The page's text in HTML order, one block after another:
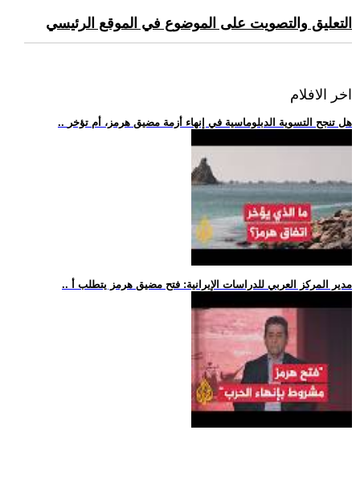
التعليق والتصويت على الموضوع في الموقع الرئيسي
اخر الافلام
.. هل تنجح التسوية الدبلوماسية في إنهاء أزمة مضيق هرمز، أم تؤخر
.. مدير المركز العربي للدراسات الإيرانية: فتح مضيق هرمز يتطلب أ